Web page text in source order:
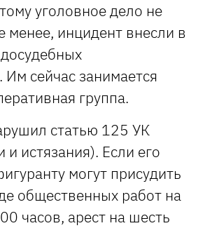
уголовное дело не
менее, инцидент внесли в
Им сейчас занимается
группа.
статью 125 УК
истязания). Если его
могут присудить
общественных работ на
часов, арест на шесть